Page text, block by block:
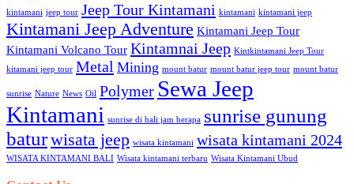
kintamani jeep tour Jeep Tour Kintamani kintamani kintamani jeep
Kintamani Jeep Adventure Kintamani Jeep Tour
Kintamani Volcano Tour Kintamnai Jeep Kintkintamani Jeep Tour
kitamani jeep tour Metal Mining mount batur mount batur jeep tour mount batur
sunrise Nature News Oil Polymer Sewa Jeep
Kintamani sunrise di bali jam berapa sunrise gunung
baturwisata jeep wisata kintamani wisata kintamani 2024
WISATA KINTAMANI BALI Wisata kintamani terbaru Wisata Kintamani Ubud